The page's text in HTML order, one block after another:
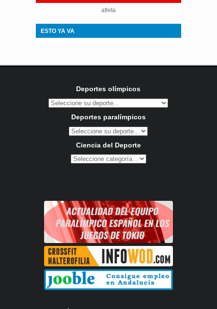
atleta
ESTO YA VA
Deportes olímpicos
Deportes paralímpicos
Ciencia del Deporte